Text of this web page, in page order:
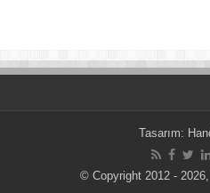
Tasarım:
© Copyright 2012 - 2026,